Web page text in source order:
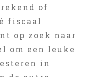
of
fiscaal
op zoek naar
om een leuke
in